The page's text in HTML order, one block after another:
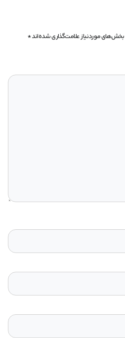
بخش‌های موردنیاز علامت‌گذاری شده‌اند*